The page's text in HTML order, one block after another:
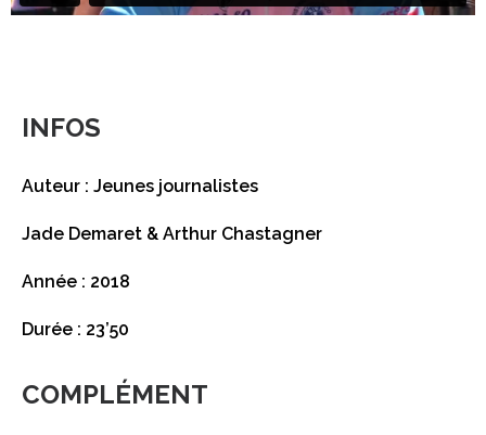
INFOS
Auteur : Jeunes journalistes
Jade Demaret & Arthur Chastagner
Année : 2018
Durée : 23’50
COMPLÉMENT